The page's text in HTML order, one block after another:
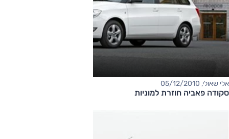
אלי שאולי, 05/12/2010
סקודה פאביה חוזרת למוניות